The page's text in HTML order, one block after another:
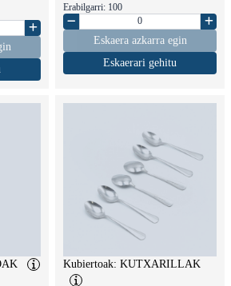
Erabilgarri: 100
Eskaera azkarra egin
Eskaerari gehitu
Kubiertoak: KUTXARILLAK